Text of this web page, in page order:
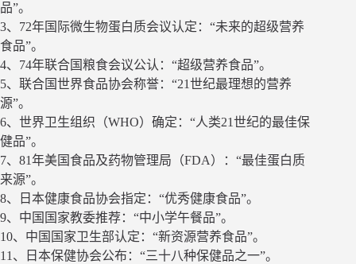
品”。
3、72年国际微生物蛋白质会议认定：“未来的超级营养
食品”。
4、74年联合国粮食会议公认：“超级营养食品”。
5、联合国世界食品协会称誉：“21世纪最理想的营养
源”。
6、世界卫生组织（WHO）确定：“人类21世纪的最佳保
健品”。
7、81年美国食品及药物管理局（FDA）：“最佳蛋白质
来源”。
8、日本健康食品协会指定：“优秀健康食品”。
9、中国国家教委推荐：“中小学午餐品”。
10、中国国家卫生部认定：“新资源营养食品”。
11、日本保健协会公布：“三十八种保健品之一”。